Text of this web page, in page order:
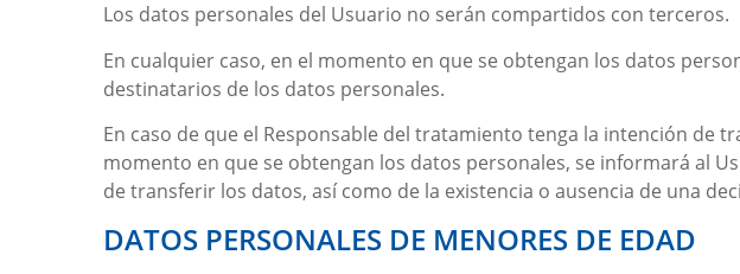
Los datos personales del Usuario no serán compartidos con terceros.
En cualquier caso, en el momento en que se obtengan los datos
destinatarios de los datos personales.
En caso de que el Responsable del tratamiento tenga la intención de
momento en que se obtengan los datos personales, se informará al
de transferir los datos, así como de la existencia o ausencia de una
DATOS PERSONALES DE MENORES DE EDAD